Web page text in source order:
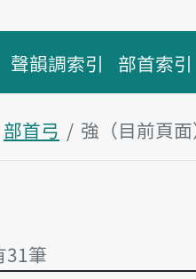
聲韻調索引 部首索引
部首弓
強（目前頁面
31筆